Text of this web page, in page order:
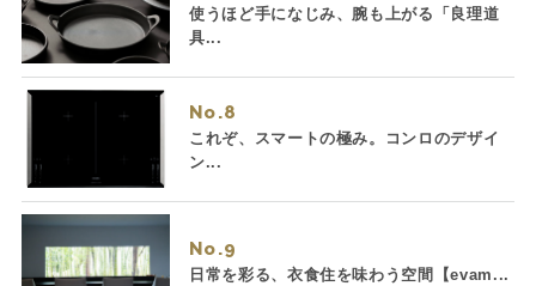
使うほど手になじみ、腕も上がる「良理道
具...
No.
これぞ、スマートの極み。コンロのデザイ
ン...
No.
日常を彩る、衣食住を味わう空間【evam...